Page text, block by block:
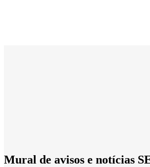
Mural de avisos e notícias